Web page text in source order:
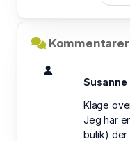
Kommentarer
Susanne
Klage
Jeg har
butik)